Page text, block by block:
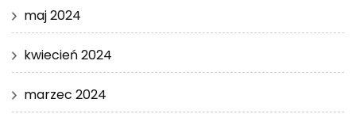
maj 2024
kwiecień 2024
marzec 2024